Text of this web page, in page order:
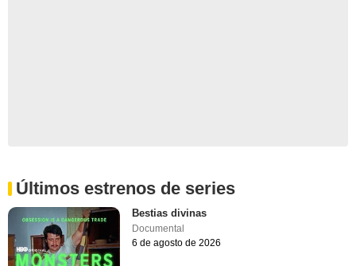
Últimos estrenos de series
Bestias divinas
Documental
6 de agosto de 2026